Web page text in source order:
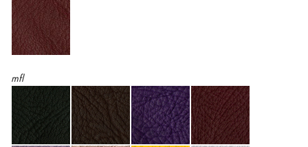
mfl